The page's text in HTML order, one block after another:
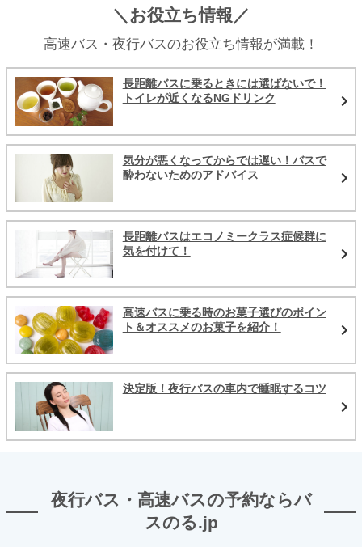
＼お役立ち情報／
高速バス・夜行バスのお役立ち情報が満載！
長距離バスに乗るときには選ばないで！
トイレが近くなるNGドリンク
気分が悪くなってからでは遅い！バスで
酔わないためのアドバイス
長距離バスはエコノミークラス症候群に
気を付けて！
高速バスに乗る時のお菓子選びのポイン
ト＆オススメのお菓子を紹介！
決定版！夜行バスの車内で睡眠するコツ
夜行バス・高速バスの予約ならバ
スのる.jp